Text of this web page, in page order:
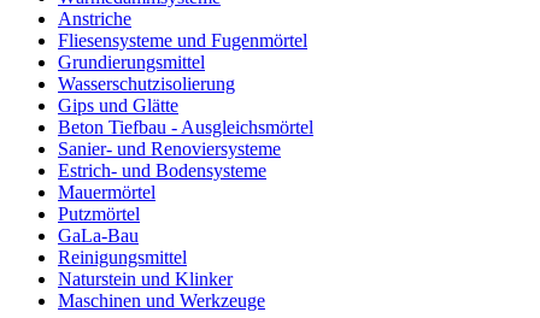
Anstriche
Fliesensysteme und Fugenmörtel
Grundierungsmittel
Wasserschutzisolierung
Gips und Glätte
Beton Tiefbau - Ausgleichsmörtel
Sanier- und Renoviersysteme
Estrich- und Bodensysteme
Mauermörtel
Putzmörtel
GaLa-Bau
Reinigungsmittel
Naturstein und Klinker
Maschinen und Werkzeuge